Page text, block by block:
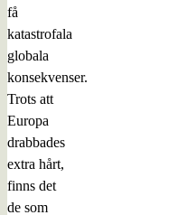
få
katastrofala
globala
konsekvenser.
Trots att
Europa
drabbades
extra hårt,
finns det
de som